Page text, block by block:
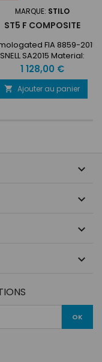
MARQUE: STILO
ST5 F COMPOSITE
FIA 8859-2015
SNELL SA2015 Material:
– kevlar MSF (Multi
Fiber) Weight
included) +-30 g:
shell 1.520 g Large shell
system central with...
Prix
1 128,00 €
 Ajouter au panier



